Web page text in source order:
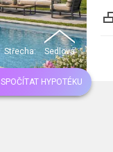
Střecha: Sedlová
SPOČÍTAT HYPOTÉKU